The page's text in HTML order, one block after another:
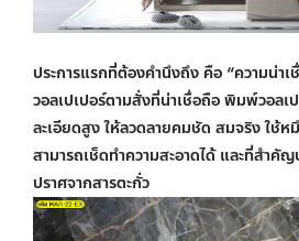
ประการแรกที่ต้องคำนึงถึง คือ “ความน่าเ
วอลเปเปอร์ตามสั่งที่น่าเชื่อถือพิมพ์วอลเ
ละเอียดสูง ให้ลวดลายคมชัด สมจริง ใ
สามารถเช็ดทำความสะอาดได้ และที่สำ
ปราศจากสารตะกั่ว